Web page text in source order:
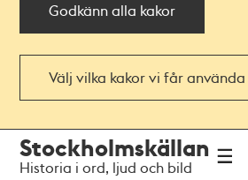
Godkänn alla kakor
Välj vilka kakor vi får använda
navigationen
huvudinnehållet
Stockholmskällan
Historia i ord, ljud och bild